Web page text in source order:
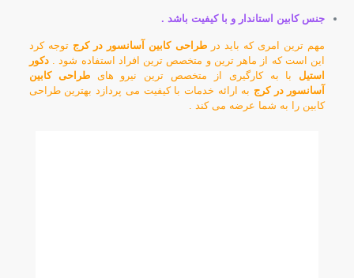
جنس کابین استاندار و با کیفیت باشد .
مهم ترین امری که باید درطراحی کابین آسانسور در کرج توجه کرد
این است که از ماهر ترین و متخصص ترین افراد استفاده شود .دکور
استیل با به کارگیری از متخصص ترین نیرو های طراحی کابین
آسانسور در کرج به ارائه خدمات با کیفیت می پردازد بهترین طراحی
کابین را به شما عرضه می کند .